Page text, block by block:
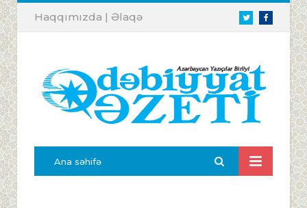
TwitterFacebook
Haqqımızda | Əlaqə
Ana səhifə